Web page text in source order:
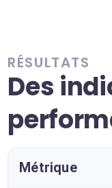
RÉSULTATS
Des
Métrique